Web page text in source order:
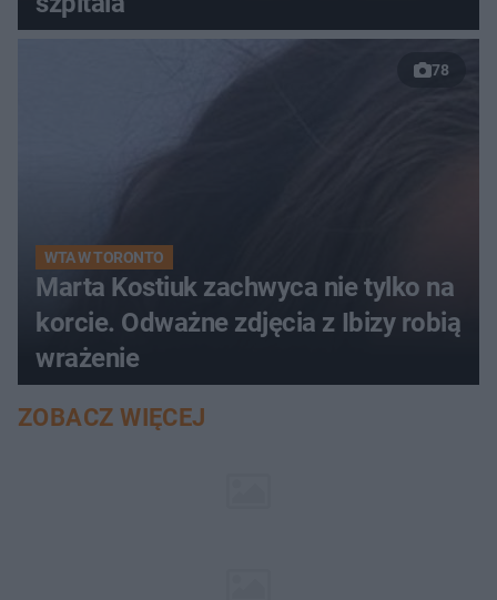
78
WTA W TORONTO
Marta Kostiuk zachwyca nie tylko na
korcie. Odważne zdjęcia z Ibizy robią
wrażenie
ZOBACZ WIĘCEJ